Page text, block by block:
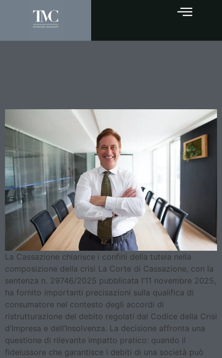
La Cassazione chiarisce i confini della tutela nella
composizione della crisi La Corte di Cassazione, con la
sentenza n. 29746/2025 pubblicata l’11 novembre 2025,
ha fornito importanti precisazioni sulla qualifica di
consumatore nel contesto degli accordi di
ristrutturazione del debito regolati dal Codice della Crisi
d’Impresa e dell’Insolvenza. La decisione affronta una
questione di rilevante impatto pratico: quando il
fideiussore che garantisce i debiti di una società può